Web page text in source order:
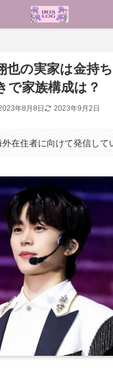
也の実家は金持
で家族構成は？
年8月8日 2023年9月2日
在住者に向けて発信して